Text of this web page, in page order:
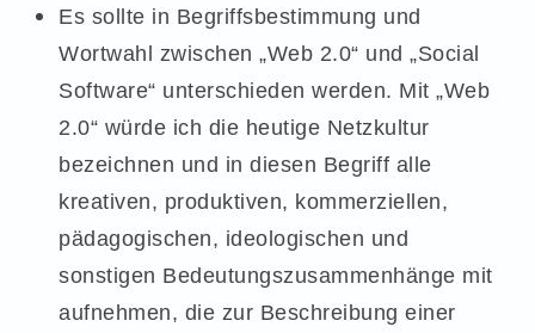
Es sollte in Begriffsbestimmung und
Wortwahl zwischen „Web 2.0“ und „Social
Software“ unterschieden werden. Mit „Web
2.0“ würde ich die heutige Netzkultur
bezeichnen und in diesen Begriff alle
kreativen, produktiven, kommerziellen,
pädagogischen, ideologischen und
sonstigen Bedeutungszusammenhänge mit
aufnehmen, die zur Beschreibung einer